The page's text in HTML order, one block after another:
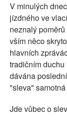
PLNÁ VERZE
V minulých
jízdného ve
neznalý
vším něco
hlavních
tradičním
dávána
"sleva"
Jde vůbec o